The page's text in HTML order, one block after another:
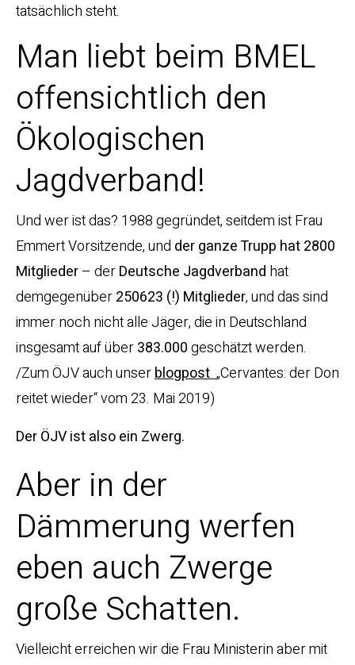
tatsächlich steht.
Man liebt beim BMEL
offensichtlich den
Ökologischen
Jagdverband!
Und wer ist das? 1988 gegründet, seitdem ist Frau
Emmert Vorsitzende, und der ganze Trupp hat 2800
Mitglieder– derDeutsche Jagdverband hat
demgegenüber250623 (!) Mitglieder, und das sind
immer noch nicht alle Jäger, die in Deutschland
insgesamt auf über383.000geschätzt werden.
/Zum ÖJV auch unserblogpost „Cervantes: der Don
reitet wieder“ vom 23. Mai 2019)
Der ÖJV ist also ein Zwerg.
Aber in der
Dämmerung werfen
eben auch Zwerge
große Schatten.
Vielleicht erreichen wir die Frau Ministerin aber mit